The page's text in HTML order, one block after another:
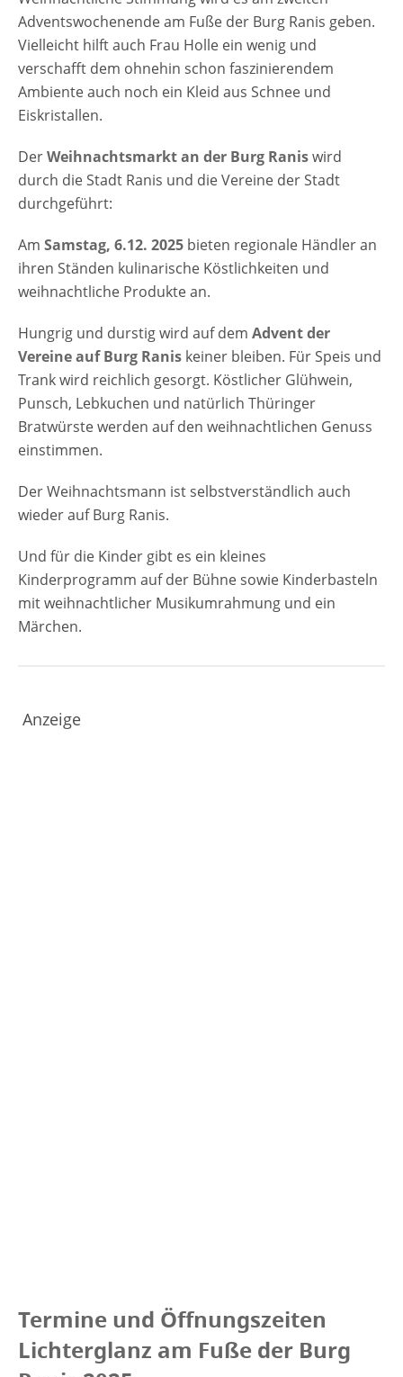
Bühne sowie Kinderbasteln mit
weihnachtlicher Musikumrahmung und ein
Märchen. [rule type="basic"] Anzeige
Termine und Öffnungszeiten Lichterglanz am
Fuße der Burg Ranis 2025 Samstag, 6.12.
2025 14.00 Uhr - 21:00 Uhr Veranstaltungsort
Lichterglanz am Fuße der Burg Ranis 2025
Burgparkplatz hinter dem Café Ilse 07389
Ranis Thüringen Deutschland…
Adventswochenende am Fuße der Burg Ranis geben.
Vielleicht hilft auch Frau Holle ein wenig und
verschafft dem ohnehin schon faszinierendem
Ambiente auch noch ein Kleid aus Schnee und
Eiskristallen.
DerWeihnachtsmarkt an der Burg Raniswird
durch die Stadt Ranis und die Vereine der Stadt
durchgeführt:
Am Samstag, 6.12. 2025 bieten regionale Händler an
ihren Ständen kulinarische Köstlichkeiten und
weihnachtliche Produkte an.
Hungrig und durstig wird auf dem Advent der
Vereine auf Burg Ranis keiner bleiben. Für Speis und
Trank wird reichlich gesorgt. Köstlicher Glühwein,
Punsch, Lebkuchen und natürlich Thüringer
Bratwürste werden auf den weihnachtlichen Genuss
einstimmen.
Der Weihnachtsmann ist selbstverständlich auch
wieder auf Burg Ranis.
Und für die Kinder gibt es ein kleines
Kinderprogramm auf der Bühne sowie Kinderbasteln
mit weihnachtlicher Musikumrahmung und ein
Märchen.
Anzeige
Termine und Öffnungszeiten
Lichterglanz am Fuße der Burg